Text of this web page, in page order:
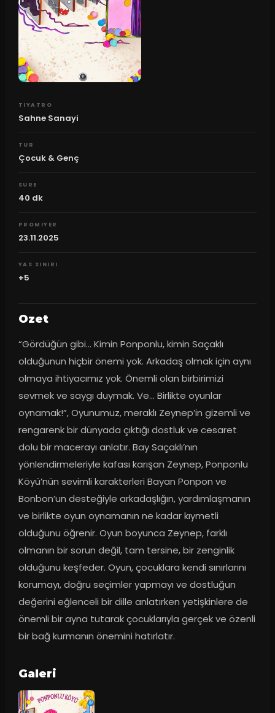
TIYATRO
Sahne Sanayi
TUR
Çocuk & Genç
SURE
40 dk
PROMIYER
23.11.2025
YAS SINIRI
+5
Ozet
“Gördüğün gibi… Kimin Ponponlu, kimin Saçaklı
olduğunun hiçbir önemi yok. Arkadaş olmak için aynı
olmaya ihtiyacımız yok. Önemli olan birbirimizi
sevmek ve saygı duymak. Ve… Birlikte oyunlar
oynamak!”, Oyunumuz, meraklı Zeynep’in gizemli ve
rengarenk bir dünyada çıktığı dostluk ve cesaret
dolu bir macerayı anlatır. Bay Saçaklı’nın
yönlendirmeleriyle kafası karışan Zeynep, Ponponlu
Köyü’nün sevimli karakterleri Bayan Ponpon ve
Bonbon’un desteğiyle arkadaşlığın, yardımlaşmanın
ve birlikte oyun oynamanın ne kadar kıymetli
olduğunu öğrenir. Oyun boyunca Zeynep, farklı
olmanın bir sorun değil, tam tersine, bir zenginlik
olduğunu keşfeder. Oyun, çocuklara kendi sınırlarını
korumayı, doğru seçimler yapmayı ve dostluğun
değerini eğlenceli bir dille anlatırken yetişkinlere de
önemli bir ayna tutarak çocuklarıyla gerçek ve özenli
bir bağ kurmanın önemini hatırlatır.
Galeri